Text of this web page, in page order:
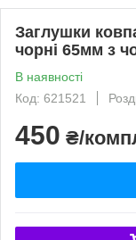
Заглушки
чорні 65мм з
В наявності
Код: 621521
450 ₴/